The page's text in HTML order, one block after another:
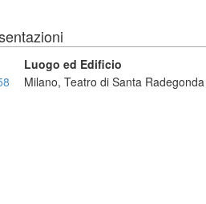
Luogo ed Edificio
Milano, Teatro di Santa Radegonda